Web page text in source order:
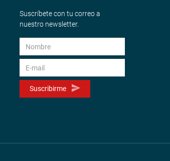
Suscríbete con tu correo a
nuestro newsletter.
Suscribirme